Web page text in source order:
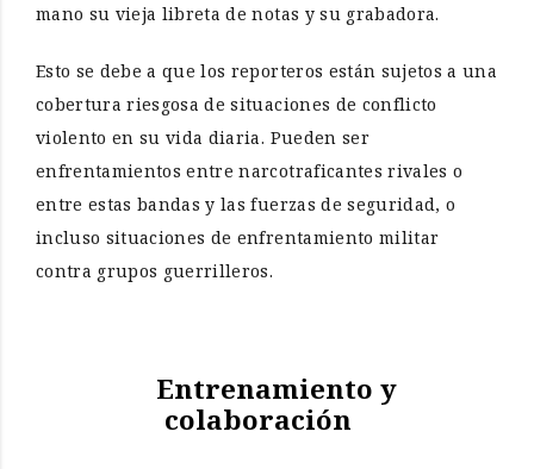
mano su vieja libreta de notas y su grabadora.
Esto se debe a que los reporteros están sujetos a una
cobertura riesgosa de situaciones de conflicto
violento en su vida diaria. Pueden ser
enfrentamientos entre narcotraficantes rivales o
entre estas bandas y las fuerzas de seguridad, o
incluso situaciones de enfrentamiento militar
contra grupos guerrilleros.
Entrenamiento y
colaboración